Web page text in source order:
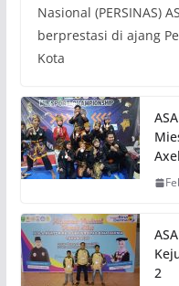
Nasional (PERSINAS)
berprestasi di ajang
Kota
2